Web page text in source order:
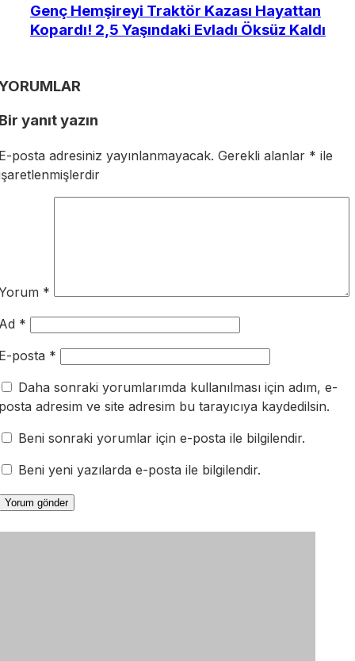
Genç Hemşireyi Traktör Kazası Hayattan
Kopardı! 2,5 Yaşındaki Evladı Öksüz Kaldı
yanıt yazın
posta adresiniz yayınlanmayacak. Gerekli alanlar * ile
*
*
posta *
Daha sonraki yorumlarımda kullanılması için adım, e-
adresim ve site adresim bu tarayıcıya kaydedilsin.
Beni sonraki yorumlar için e-posta ile bilgilendir.
Beni yeni yazılarda e-posta ile bilgilendir.